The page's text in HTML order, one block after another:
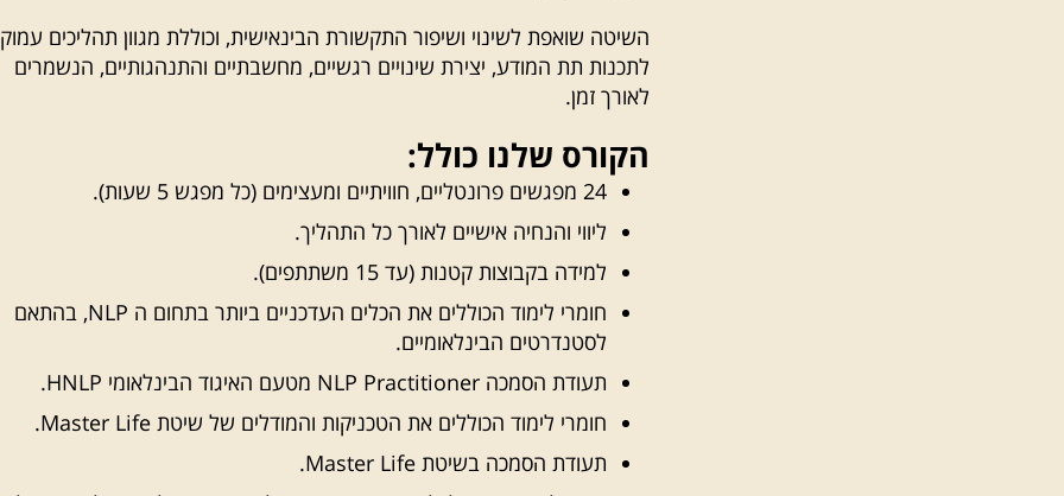
השיטה שואפת לשינוי ושיפור התקשורת הבינאישית, וכוללת מגוון תהליכים
לתכנות תת המודע, יצירת שינויים רגשיים, מחשבתיים והתנהגותיים, הנשמרים
לאורך זמן.
הקורס שלנו כולל:
24 מפגשים פרונטליים, חוויתיים ומעצימים (כל מפגש 5 שעות).
ליווי והנחיה אישיים לאורך כל התהליך.
למידה בקבוצות קטנות (עד 15 משתתפים).
חומרי לימוד הכוללים את הכלים העדכניים ביותר בתחום ה NLP, בהתאם
לסטנדרטים הבינלאומיים.
תעודת הסמכה NLP Practitioner מטעם האיגוד הבינלאומי HNLP.
חומרי לימוד הכוללים את הטכניקות והמודלים של שיטת Master Life.
תעודת הסמכה בשיטת Master Life.